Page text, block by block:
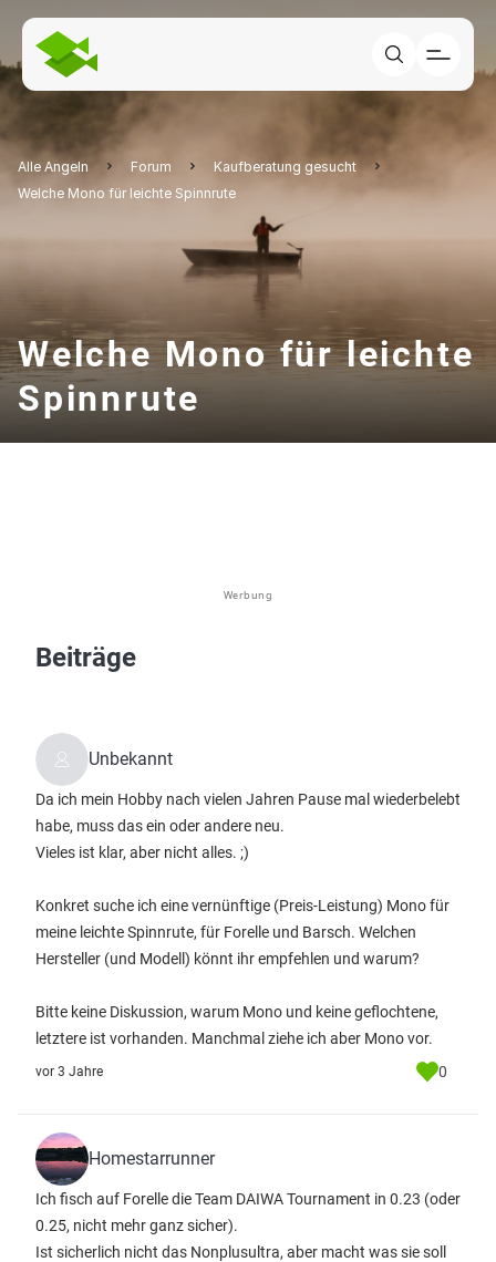
Alle Angeln Forum
Kaufberatung gesucht
Welche Mono für leichte Spinnrute
Welche Mono für leichte
Spinnrute
Werbung
Beiträge
Unbekannt
Da ich mein Hobby nach vielen Jahren Pause mal wiederbelebt
habe, muss das ein oder andere neu.
Vieles ist klar, aber nicht alles. ;)
Konkret suche ich eine vernünftige (Preis-Leistung) Mono für
meine leichte Spinnrute, für Forelle und Barsch. Welchen
Hersteller (und Modell) könnt ihr empfehlen und warum?
Bitte keine Diskussion, warum Mono und keine geflochtene,
letztere ist vorhanden. Manchmal ziehe ich aber Mono vor.
vor 3 Jahre 0
Homestarrunner
Ich fisch auf Forelle die Team DAIWA Tournament in 0.23 (oder
0.25, nicht mehr ganz sicher).
Ist sicherlich nicht das Nonplusultra, aber macht was sie soll